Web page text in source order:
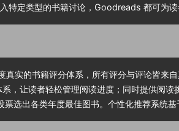
特定类型的书籍讨论，Goodreads 都可为读
实的书籍评分体系，所有评分与评论皆来
，让读者轻松管理阅读进度；同时提供阅
选出各类年度最佳图书。个性化推荐系统基